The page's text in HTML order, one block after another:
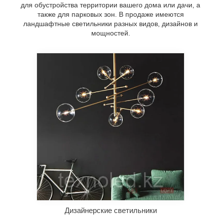
для обустройства территории вашего дома или дачи, а
также для парковых зон. В продаже имеются
ландшафтные светильники разных видов, дизайнов и
мощностей.
Дизайнерские светильники